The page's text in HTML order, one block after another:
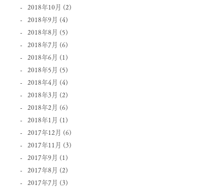
2018年10月 (2)
2018年9月 (4)
2018年8月 (5)
2018年7月 (6)
2018年6月 (1)
2018年5月 (5)
2018年4月 (4)
2018年3月 (2)
2018年2月 (6)
2018年1月 (1)
2017年12月 (6)
2017年11月 (3)
2017年9月 (1)
2017年8月 (2)
2017年7月 (3)